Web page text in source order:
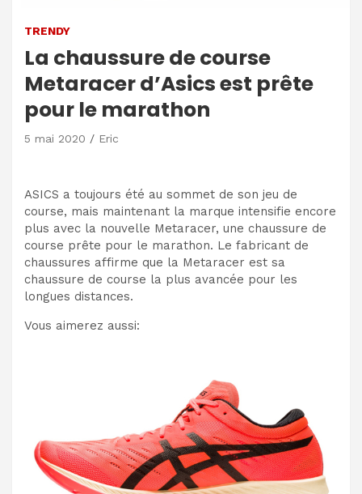
TRENDY
La chaussure de course
Metaracer d’Asics est prête
pour le marathon
5 mai 2020 Eric
ASICS a toujours été au sommet de son jeu de
course, mais maintenant la marque intensifie encore
plus avec la nouvelle Metaracer, une chaussure de
course prête pour le marathon. Le fabricant de
chaussures affirme que la Metaracer est sa
chaussure de course la plus avancée pour les
longues distances.
Vous aimerez aussi: